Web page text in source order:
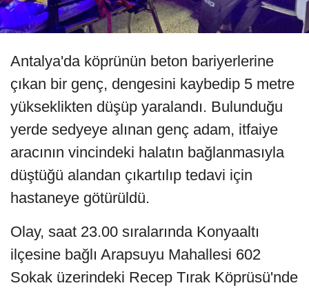
Antalya'da köprünün beton bariyerlerine
çıkan bir genç, dengesini kaybedip 5 metre
yükseklikten düşüp yaralandı. Bulunduğu
yerde sedyeye alınan genç adam, itfaiye
aracının vincindeki halatın bağlanmasıyla
düştüğü alandan çıkartılıp tedavi için
hastaneye götürüldü.
Olay, saat 23.00 sıralarında Konyaaltı
ilçesine bağlı Arapsuyu Mahallesi 602
Sokak üzerindeki Recep Tırak Köprüsü'nde